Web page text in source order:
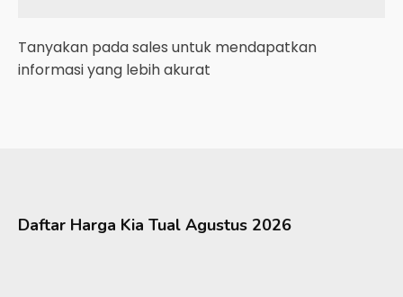
Tanyakan pada sales untuk mendapatkan
informasi yang lebih akurat
Daftar Harga Kia Tual Agustus 2026